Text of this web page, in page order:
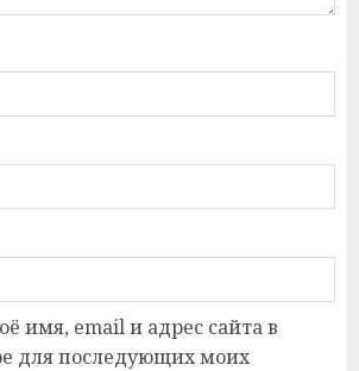
имя, email и адрес сайта в
для последующих моих